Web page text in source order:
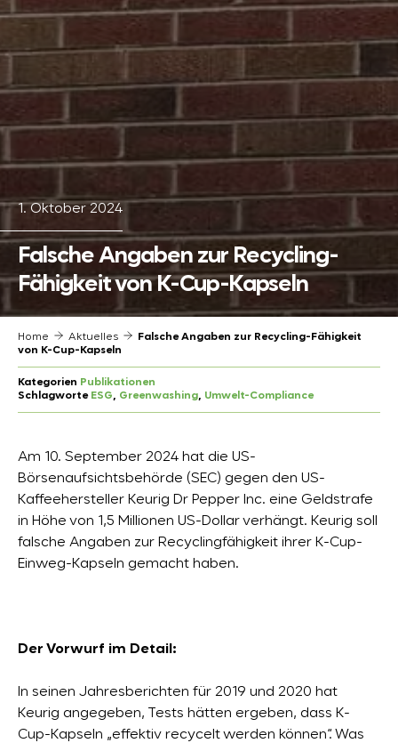
1. Oktober 2024
Falsche Angaben zur Recycling-
Fähigkeit von K-Cup-Kapseln
Home Aktuelles
Falsche Angaben zur Recycling-Fähigkeit
von K-Cup-Kapseln
Kategorien Publikationen
Schlagworte ESG, Greenwashing, Umwelt-Compliance
Am 10. September 2024 hat die US-
Börsenaufsichtsbehörde (SEC) gegen den US-
Kaffeehersteller Keurig Dr Pepper Inc. eine Geldstrafe
in Höhe von 1,5 Millionen US-Dollar verhängt. Keurig soll
falsche Angaben zur Recyclingfähigkeit ihrer K-Cup-
Einweg-Kapseln gemacht haben.
Der Vorwurf im Detail:
In seinen Jahresberichten für 2019 und 2020 hat
Keurig angegeben, Tests hätten ergeben, dass K-
Cup-Kapseln „effektiv recycelt werden können“. Was